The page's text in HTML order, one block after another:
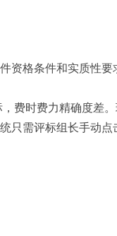
资格条件和实质性要
费时费力精确度差
只需评标组长手动点